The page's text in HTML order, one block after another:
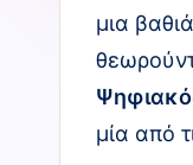
μια
μία από